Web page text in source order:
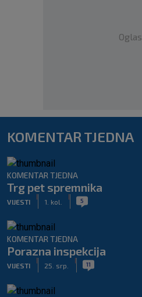
Oglas
KOMENTAR TJEDNA
KOMENTAR TJEDNA
Trg pet spremnika
VIJESTI 1. kol. 5
KOMENTAR TJEDNA
Porazna inspekcija
VIJESTI 25. srp. 11